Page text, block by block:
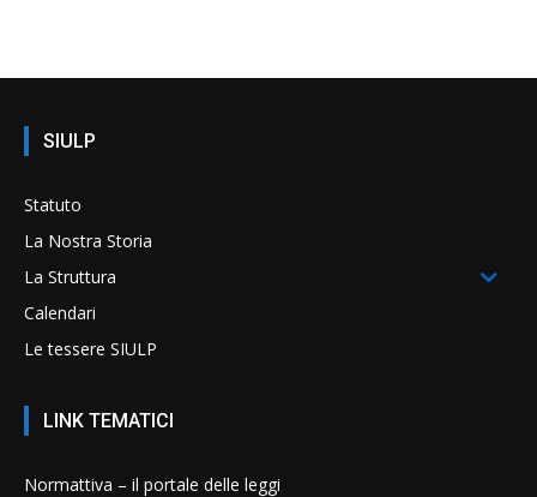
SIULP
Statuto
La Nostra Storia
La Struttura
Calendari
Le tessere SIULP
LINK TEMATICI
Normattiva – il portale delle leggi